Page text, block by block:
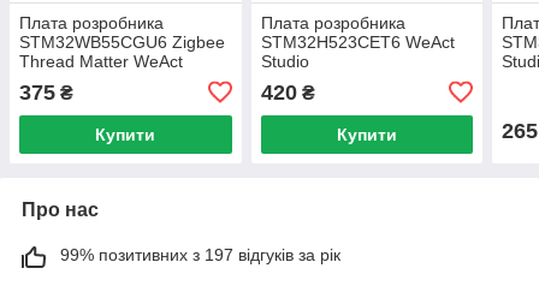
Плата розробника
STM32WB55CGU6 Zigbee
Thread Matter WeAct
375 ₴
Купити
Плата розробника
STM32H523CET6 WeAct
Studio
420₴
Купити 265
Про нас
99% позитивних з 197 відгуків за рік